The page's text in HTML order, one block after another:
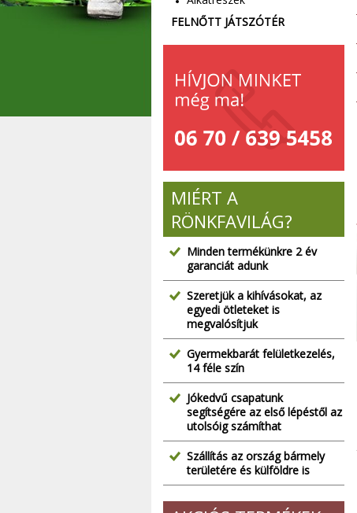
FELNŐTT JÁTSZÓTÉR
MIÉRT A
RÖNKFAVILÁG?
Minden termékünkre 2 év
garanciát adunk
Szeretjük a kihívásokat, az
egyedi ötleteket is
megvalósítjuk
Gyermekbarát felületkezelés,
14 féle szín
Jókedvű csapatunk
segítségére az első lépéstől az
utolsóig számíthat
Szállítás az ország bármely
területére és külföldre is